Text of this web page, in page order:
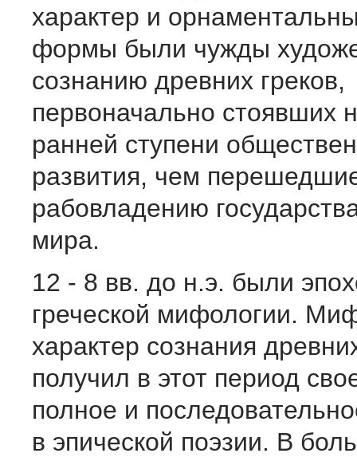
характер и
формы были чужды
сознанию древних греков,
первоначально стоявших
ранней ступени
развития, чем
рабовладению
мира.
12 - 8 вв. до н.э. были
греческой мифологии.
характер сознания
получил в этот период
полное и
в эпической поэзии. В